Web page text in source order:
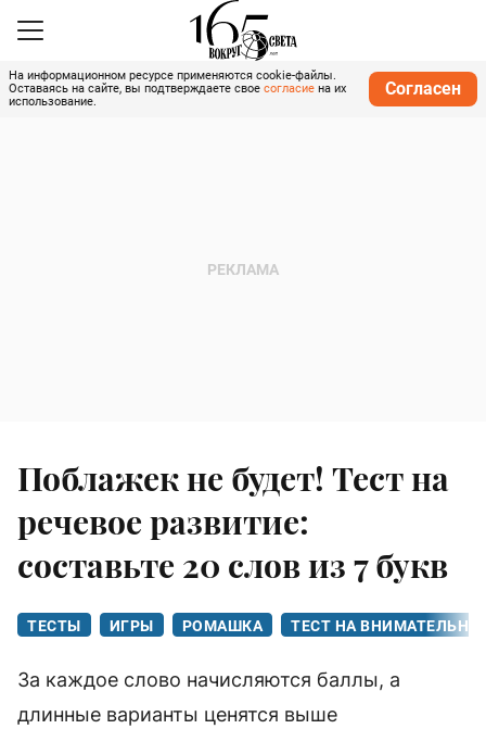
На информационном ресурсе применяются cookie-файлы.
Оставаясь на сайте, вы подтверждаете свое согласие на их
использование.
Согласен
Поблажек не будет! Тест на
речевое развитие:
составьте 20 слов из 7 букв
ТЕСТЫ ИГРЫ РОМАШКА ТЕСТ НА
За каждое слово начисляются баллы, а
длинные варианты ценятся выше